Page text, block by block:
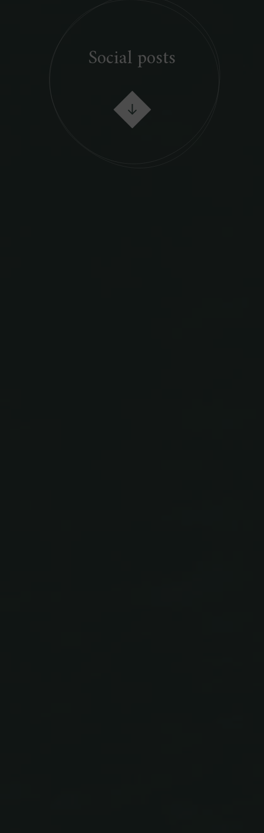
Social posts